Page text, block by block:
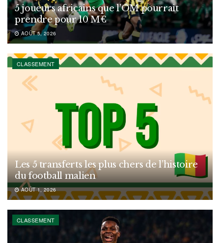
5 joueurs africains que l’OM pourrait
prendre pour 10 M€
AOÛT 5, 2026
CLASSEMENT
Les 5 transferts les plus chers de l’histoire
du football malien
AOÛT 1, 2026
CLASSEMENT